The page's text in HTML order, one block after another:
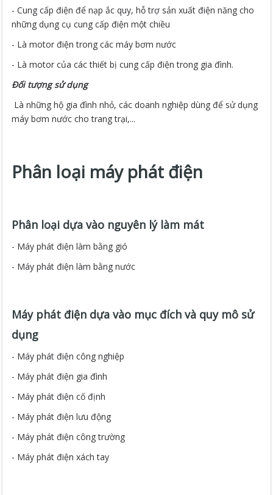
- Cung cấp điện để nạp ắc quy, hỗ trợ sản xuất điện năng cho
những dụng cụ cung cấp điện một chiều
- Là motor điện trong các máy bơm nước
- Là motor của các thiết bị cung cấp điện trong gia đình.
Đối tượng sử dụng
Là những hộ gia đình nhỏ, các doanh nghiệp dùng để sử dụng
máy bơm nước cho trang trại,...
Phân loại máy phát điện
Phân loại dựa vào nguyên lý làm mát
- Máy phát điện làm bằng gió
- Máy phát điện làm bằng nước
Máy phát điện dựa vào mục đích và quy mô sử
dụng
- Máy phát điện công nghiệp
- Máy phát điện gia đình
- Máy phát điện cố định
- Máy phát điện lưu động
- Máy phát điện công trường
- Máy phát điện xách tay